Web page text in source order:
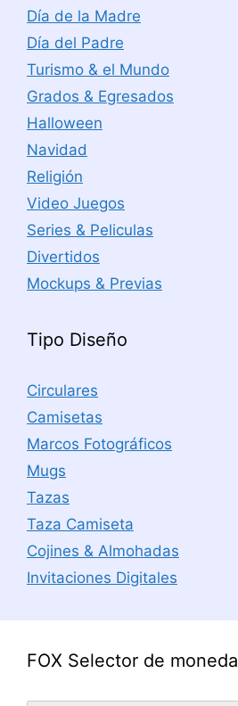
Día de la Madre
Día del Padre
Turismo & el Mundo
Grados & Egresados
Halloween
Navidad
Religión
Video Juegos
Series & Peliculas
Divertidos
Mockups & Previas
Tipo Diseño
Circulares
Camisetas
Marcos Fotográficos
Mugs
Tazas
Taza Camiseta
Cojines & Almohadas
Invitaciones Digitales
FOX Selector de moneda